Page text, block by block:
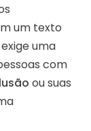
um texto
uma
com
ou suas